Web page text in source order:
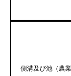
側溝及び池（農